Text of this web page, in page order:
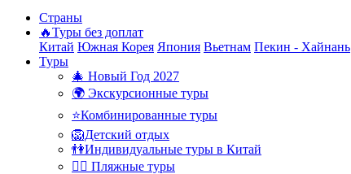
Страны
🔥Туры без доплат
Китай Южная Корея Япония Вьетнам Пекин - Хайнань
Туры
🎄 Новый Год 2027
🌍 Экскурсионные туры
⭐Комбинированные туры
🦁Детский отдых
👫Индивидуальные туры в Китай
🏊‍♂ Пляжные туры